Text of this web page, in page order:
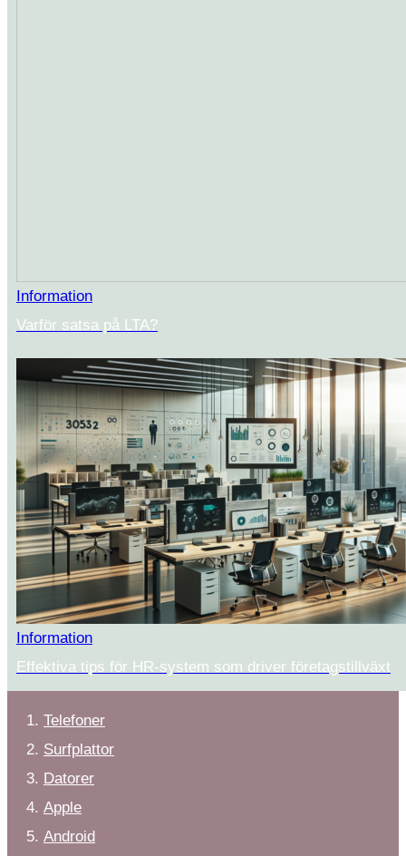
Information
Varför satsa på LTA?
Information
Effektiva tips för HR-system som driver företagstillväxt
Telefoner
Surfplattor
Datorer
Apple
Android